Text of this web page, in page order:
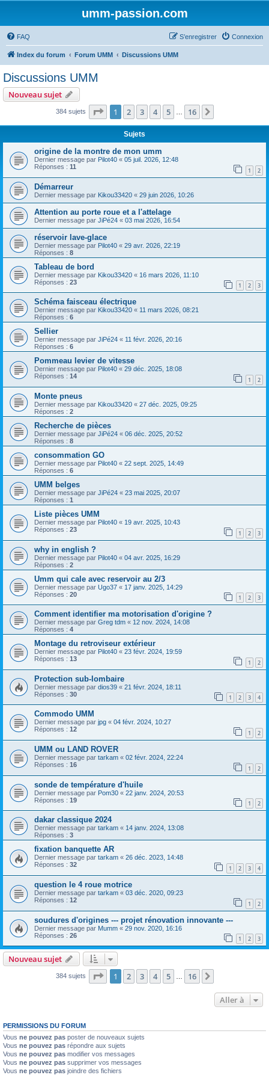
umm-passion.com
FAQ Connexion
S’enregistrer
Index du forum Forum UMM Discussions UMM
Discussions UMM
Nouveau sujet
384 sujets Page 1sur16
1 2 3 4 5 16
Sujets
origine de la montre de mon umm
Dernier message par Pilot40 « 05 juil. 2026, 12:48
Réponses : 11 1 2
Démarreur
Dernier message par Kikou33420 « 29 juin 2026, 10:26
Attention au porte roue et a l'attelage
Dernier message par JiPé24 « 03 mai 2026, 16:54
réservoir lave-glace
Dernier message par Pilot40 « 29 avr. 2026, 22:19
Réponses : 8
Tableau de bord
Dernier message par Kikou33420 « 16 mars 2026, 11:10
Réponses : 23 1 2 3
Schéma faisceau électrique
Dernier message par Kikou33420 « 11 mars 2026, 08:21
Réponses : 6
Sellier
Dernier message par JiPé24 « 11 févr. 2026, 20:16
Réponses : 6
Pommeau levier de vitesse
Dernier message par Pilot40 « 29 déc. 2025, 18:08
Réponses : 14 1 2
Monte pneus
Dernier message par Kikou33420 « 27 déc. 2025, 09:25
Réponses : 2
Recherche de pièces
Dernier message par JiPé24 « 06 déc. 2025, 20:52
Réponses : 8
consommation GO
Dernier message par Pilot40 « 22 sept. 2025, 14:49
Réponses : 6
UMM belges
Dernier message par JiPé24 « 23 mai 2025, 20:07
Réponses : 1
Liste pièces UMM
Dernier message par Pilot40 « 19 avr. 2025, 10:43
Réponses : 23 1 2 3
why in english ?
Dernier message par Pilot40 « 04 avr. 2025, 16:29
Réponses : 2
Umm qui cale avec reservoir au 2/3
Dernier message par Ugo37 « 17 janv. 2025, 14:29
Réponses : 20 1 2 3
Comment identifier ma motorisation d'origine ?
Dernier message par Greg tdm « 12 nov. 2024, 14:08
Réponses : 4
Montage du retroviseur extérieur
Dernier message par Pilot40 « 23 févr. 2024, 19:59
Réponses : 13 1 2
Protection sub-lombaire
Dernier message par dios39 « 21 févr. 2024, 18:11
Réponses : 30 1 2 3 4
Commodo UMM
Dernier message par jpg « 04 févr. 2024, 10:27
Réponses : 12 1 2
UMM ou LAND ROVER
Dernier message par tarkam « 02 févr. 2024, 22:24
Réponses : 16 1 2
sonde de température d'huile
Dernier message par Pom30 « 22 janv. 2024, 20:53
Réponses : 19 1 2
dakar classique 2024
Dernier message par tarkam « 14 janv. 2024, 13:08
Réponses : 3
fixation banquette AR
Dernier message par tarkam « 26 déc. 2023, 14:48
Réponses : 32 1 2 3 4
question le 4 roue motrice
Dernier message par tarkam « 03 déc. 2020, 09:23
Réponses : 12 1 2
soudures d'origines --- projet rénovation innovante ---
Dernier message par Mumm « 29 nov. 2020, 16:16
Réponses : 26 1 2 3
Nouveau sujet
384 sujets Page 1sur16
1 2 3 4 5 16
Aller à
PERMISSIONS DU FORUM
Vous ne pouvez pas poster de nouveaux sujets
Vous ne pouvez pas répondre aux sujets
Vous ne pouvez pas modifier vos messages
Vous ne pouvez pas supprimer vos messages
Vous ne pouvez pas joindre des fichiers